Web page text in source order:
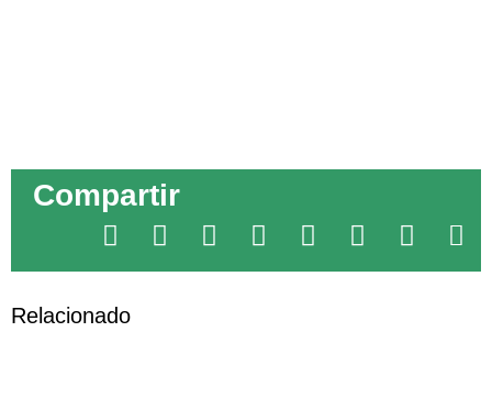
Compartir
Relacionado